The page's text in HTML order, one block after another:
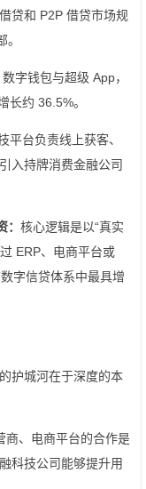
贷和 P2P 借贷市场规
字钱包与超级 App，
长约 36.5%。
平台负责线上获客、
入持牌消费金融公司
核心逻辑是以“真实
ERP、电商平台或
字信贷体系中最具增
护城河在于深度的本
商、电商平台的合作是
科技公司能够提升用